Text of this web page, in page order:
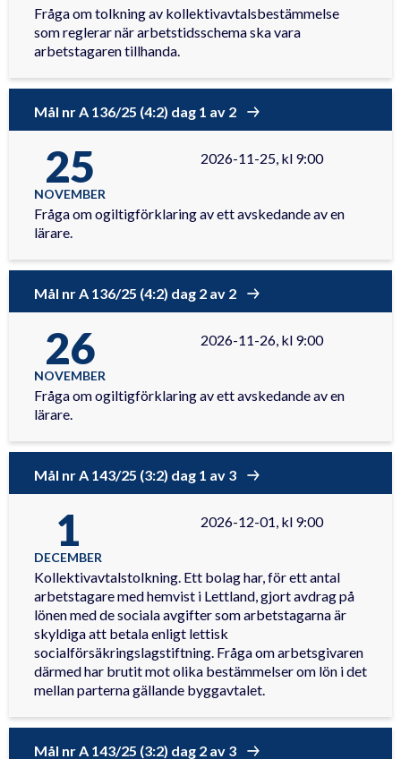
Fråga om tolkning av kollektivavtalsbestämmelse
som reglerar när arbetstidsschema ska vara
arbetstagaren tillhanda.
Mål nr A 136/25 (4:2) dag 1 av 2
25
NOVEMBER
2026-11-25, kl 9:00
Fråga om ogiltigförklaring av ett avskedande av en
lärare.
Mål nr A 136/25 (4:2) dag 2 av 2
26
NOVEMBER
2026-11-26, kl 9:00
Fråga om ogiltigförklaring av ett avskedande av en
lärare.
Mål nr A 143/25 (3:2) dag 1 av 3
1
DECEMBER
2026-12-01, kl 9:00
Kollektivavtalstolkning. Ett bolag har, för ett antal
arbetstagare med hemvist i Lettland, gjort avdrag på
lönen med de sociala avgifter som arbetstagarna är
skyldiga att betala enligt lettisk
socialförsäkringslagstiftning. Fråga om arbetsgivaren
därmed har brutit mot olika bestämmelser om lön i det
mellan parterna gällande byggavtalet.
Mål nr A 143/25 (3:2) dag 2 av 3